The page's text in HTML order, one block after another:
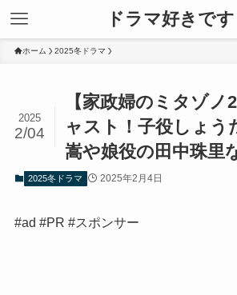
ドラマ好きです
ホーム 2025冬ドラマ
【家政婦のミタゾノ
ャスト！子役しょう
嵩や娘役の田中珠里
2025
2/04
2025冬ドラマ 2025年2月4日
#ad #PR #スポンサー